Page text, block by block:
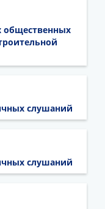
общественных
слушаний
слушаний